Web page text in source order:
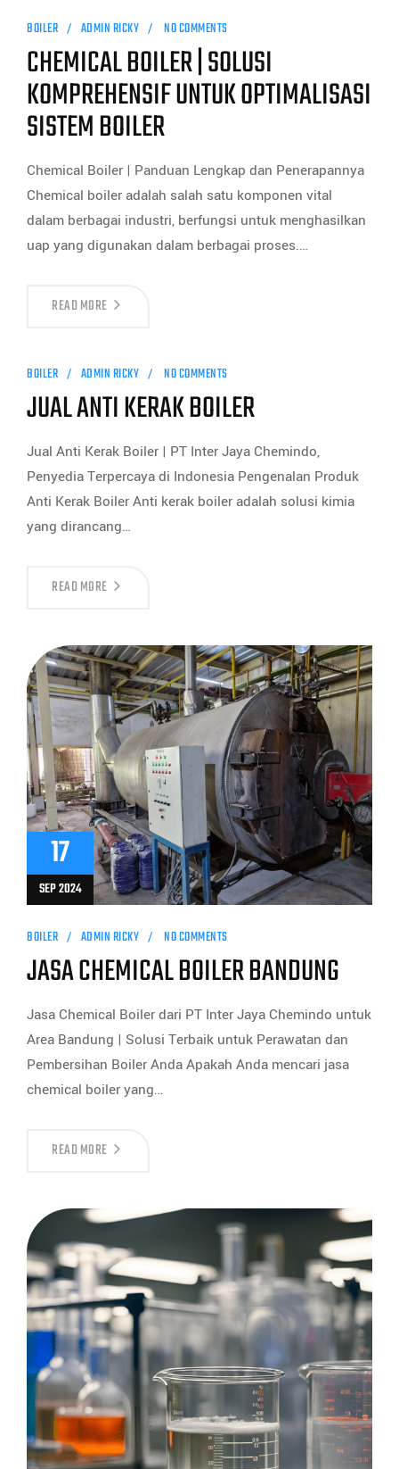
BOILER ADMIN RICKY NO COMMENTS
CHEMICAL BOILER | SOLUSI
KOMPREHENSIF UNTUK OPTIMALISASI
SISTEM BOILER
Chemical Boiler | Panduan Lengkap dan Penerapannya
Chemical boiler adalah salah satu komponen vital
dalam berbagai industri, berfungsi untuk menghasilkan
uap yang digunakan dalam berbagai proses.…
READ MORE
BOILER ADMIN RICKY NO COMMENTS
JUAL ANTI KERAK BOILER
Jual Anti Kerak Boiler | PT Inter Jaya Chemindo,
Penyedia Terpercaya di Indonesia Pengenalan Produk
Anti Kerak Boiler Anti kerak boiler adalah solusi kimia
yang dirancang…
READ MORE
17
SEP 2024
BOILER ADMIN RICKY NO COMMENTS
JASA CHEMICAL BOILER BANDUNG
Jasa Chemical Boiler dari PT Inter Jaya Chemindo untuk
Area Bandung | Solusi Terbaik untuk Perawatan dan
Pembersihan Boiler Anda Apakah Anda mencari jasa
chemical boiler yang…
READ MORE